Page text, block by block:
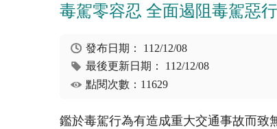
毒駕零容忍 全面遏阻毒駕惡
發布日期： 112/12/08
最後更新日期： 112/12/08
點閱次數：11629
鑑於毒駕行為有造成重大交通事故而致